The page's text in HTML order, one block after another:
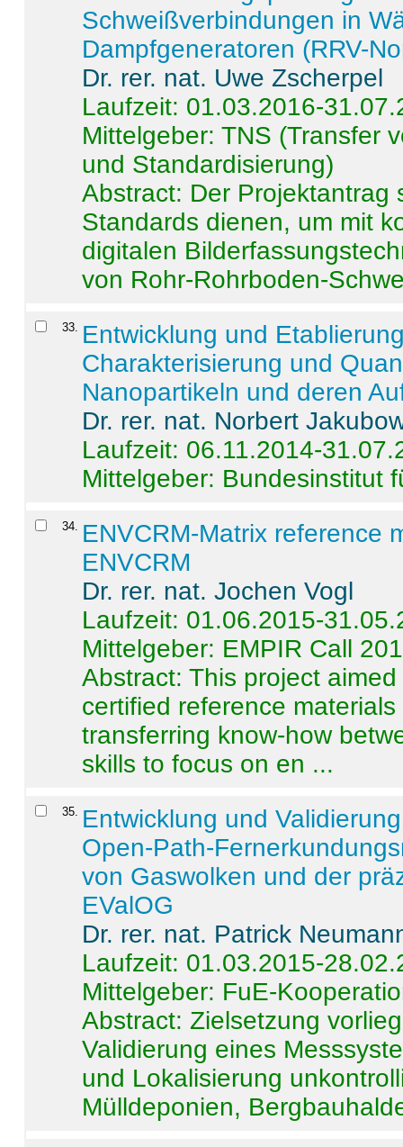
Schweißverbindungen in
Dampfgeneratoren (RRV-
Dr. rer. nat. Uwe Zscherpel
Laufzeit: 01.03.2016-
Mittelgeber: TNS (Transfer
und Standardisierung)
Abstract: Der Projektantrag
Standards dienen, um mit
digitalen
von Rohr-Rohrboden-
33. Entwicklung und
Charakterisierung und
Nanopartikeln und deren
Dr. rer. nat. Norbert
Laufzeit: 06.11.2014-
Mittelgeber: Bundesinstitut
34. ENVCRM-Matrix reference
ENVCRM
Dr. rer. nat. Jochen Vogl
Laufzeit: 01.06.2015-
Mittelgeber: EMPIR Call
Abstract:This project
certified reference
transferring know-how
skills to focus on en ...
35. Entwicklung und
Open-Path-
von Gaswolken und der
EValOG
Dr. rer. nat. Patrick
Laufzeit: 01.03.2015-
Mittelgeber: FuE-
Abstract:Zielsetzung
Validierung eines
und Lokalisierung
Mülldeponien,